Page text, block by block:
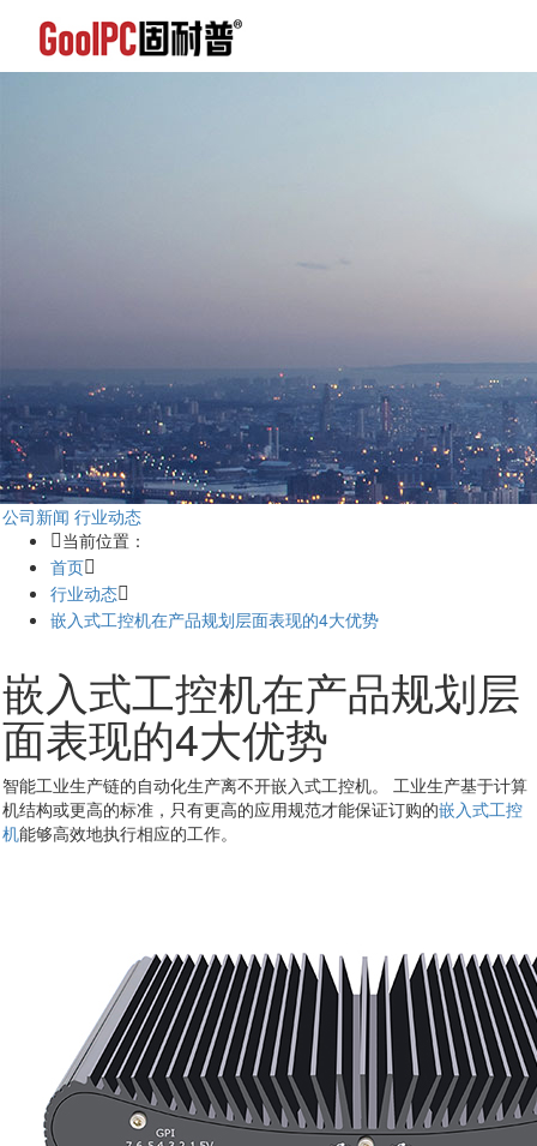
公司新闻 行业动态
当前位置：
首页
行业动态
嵌入式工控机在产品规划层面表现的4大优势
嵌入式工控机在产品规划层
面表现的4大优势
智能工业生产链的自动化生产离不开嵌入式工控机。 工业生产基于计算
机结构或更高的标准，只有更高的应用规范才能保证订购的嵌入式工控
机能够高效地执行相应的工作。